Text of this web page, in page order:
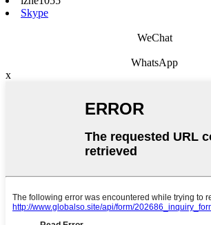
Skype
WeChat
WhatsApp
x